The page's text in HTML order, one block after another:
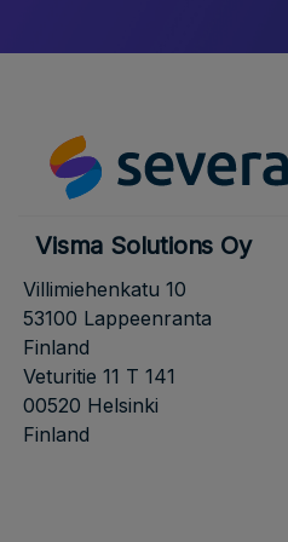
Visma Solutions Oy
Villimiehenkatu 10
53100 Lappeenranta
Finland
Veturitie 11 T 141
00520 Helsinki
Finland